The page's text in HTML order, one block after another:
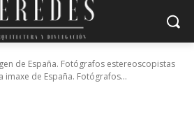
de España. Fotógrafos estereoscopistas
imaxe de España. Fotógrafos...